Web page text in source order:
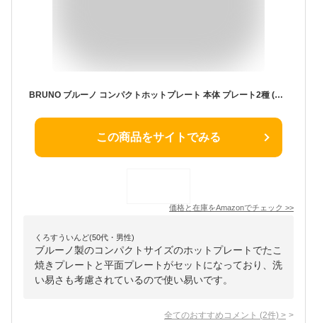
BRUNO ブルーノ コンパクトホットプレート 本体 プレート2種 (たこ焼き 平面)レシピブック 付き ジンジャーブラウン Ginger Brown 茶 おしゃれ かわいい これ1台 一台 蓋 ふた付き 1200w 温度調節 洗いやすい 1人 2人 3人 用 小型 ひとり暮らし にも A4 サイズ BOE021-GBR 7760990
この商品をサイトでみる
価格と在庫をAmazonでチェック >>
くろすういんど(50代・男性)
ブルーノ製のコンパクトサイズのホットプレートでたこ
焼きプレートと平面プレートがセットになっており、洗
い易さも考慮されているので使い易いです。
全てのおすすめコメント (2件) >